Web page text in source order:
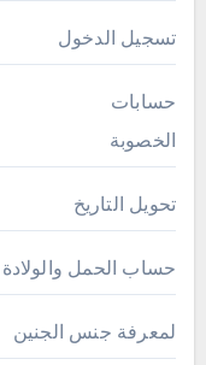
تسجيل الدخول
حسابات
الخصوبة
تحويل التاريخ
حساب الحمل والولادة
لمعرفة جنس الجنين